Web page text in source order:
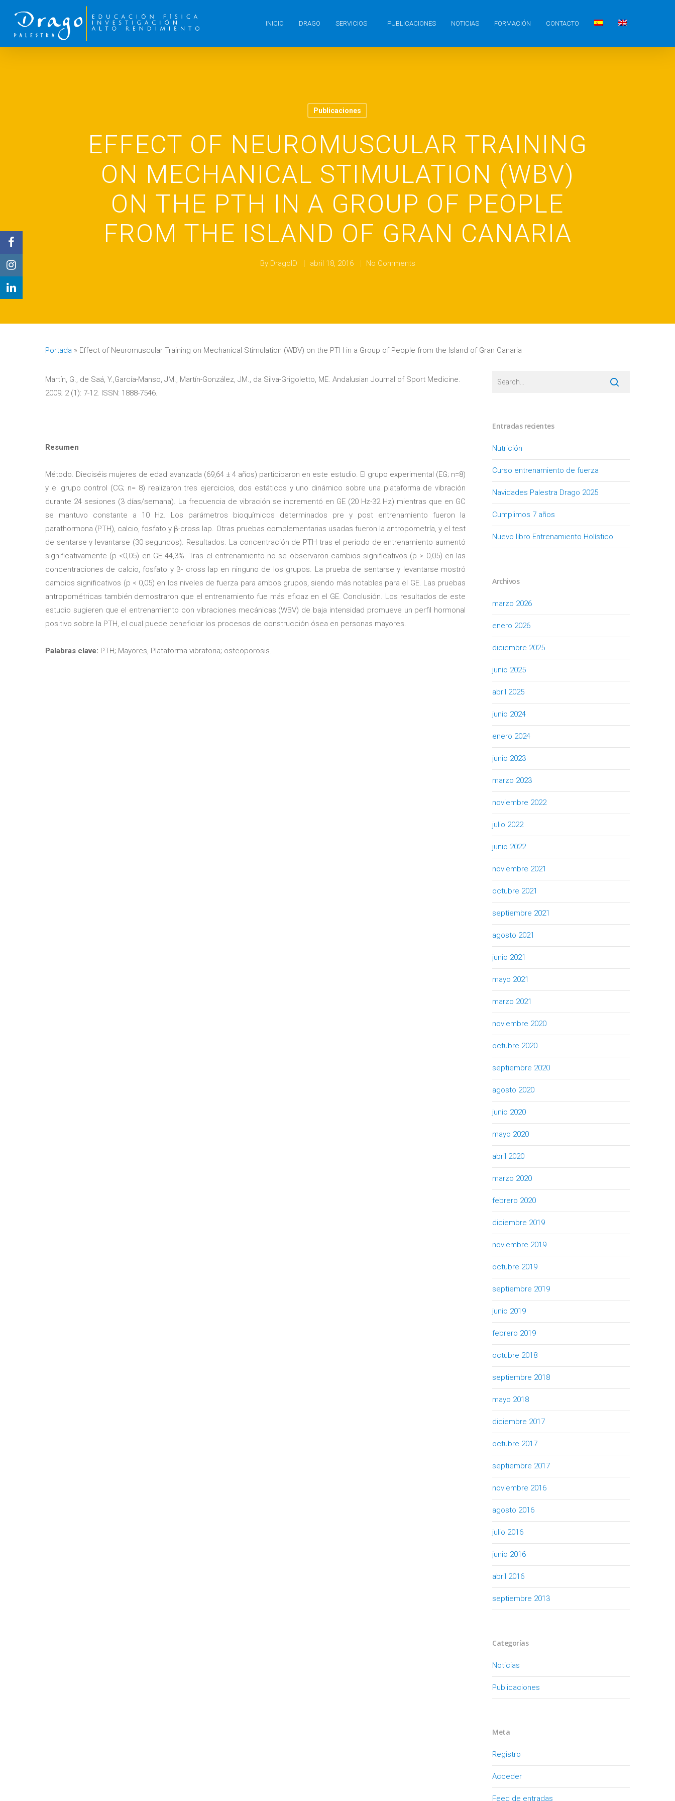
INICIO DRAGO SERVICIOS PUBLICACIONES NOTICIAS FORMACIÓN CONTACTO
Publicaciones
EFFECT OF NEUROMUSCULAR TRAINING
ON MECHANICAL STIMULATION (WBV)
ON THE PTH IN A GROUP OF PEOPLE
FROM THE ISLAND OF GRAN CANARIA
By DragoID abril 18, 2016 No Comments
Portada » Effect of Neuromuscular Training on Mechanical Stimulation (WBV) on the PTH in a Group of People from the Island of Gran Canaria
Martín, G., de Saá, Y.,García-Manso, JM., Martín-González, JM., da Silva-Grigoletto, ME. Andalusian Journal of Sport Medicine.
2009; 2 (1): 7-12. ISSN: 1888-7546.
Resumen
Método. Dieciséis mujeres de edad avanzada (69,64 ± 4 años) participaron en este estudio. El grupo experimental (EG; n=8)
y el grupo control (CG; n= 8) realizaron tres ejercicios, dos estáticos y uno dinámico sobre una plataforma de vibración
durante 24 sesiones (3 días/semana). La frecuencia de vibración se incrementó en GE (20 Hz-32 Hz) mientras que en GC
se mantuvo constante a 10 Hz. Los parámetros bioquímicos determinados pre y post entrenamiento fueron la
parathormona (PTH), calcio, fosfato y β-cross lap. Otras pruebas complementarias usadas fueron la antropometría, y el test
de sentarse y levantarse (30 segundos). Resultados. La concentración de PTH tras el periodo de entrenamiento aumentó
significativamente (p <0,05) en GE 44,3%. Tras el entrenamiento no se observaron cambios significativos (p > 0,05) en las
concentraciones de calcio, fosfato y β- cross lap en ninguno de los grupos. La prueba de sentarse y levantarse mostró
cambios significativos (p < 0,05) en los niveles de fuerza para ambos grupos, siendo más notables para el GE. Las pruebas
antropométricas también demostraron que el entrenamiento fue más eficaz en el GE. Conclusión. Los resultados de este
estudio sugieren que el entrenamiento con vibraciones mecánicas (WBV) de baja intensidad promueve un perfil hormonal
positivo sobre la PTH, el cual puede beneficiar los procesos de construcción ósea en personas mayores.
Palabras clave: PTH; Mayores, Plataforma vibratoria; osteoporosis.
Entradas recientes
Nutrición
Curso entrenamiento de fuerza
Navidades Palestra Drago 2025
Cumplimos 7 años
Nuevo libro Entrenamiento Holístico
Archivos
marzo 2026
enero 2026
diciembre 2025
junio 2025
abril 2025
junio 2024
enero 2024
junio 2023
marzo 2023
noviembre 2022
julio 2022
junio 2022
noviembre 2021
octubre 2021
septiembre 2021
agosto 2021
junio 2021
mayo 2021
marzo 2021
noviembre 2020
octubre 2020
septiembre 2020
agosto 2020
junio 2020
mayo 2020
abril 2020
marzo 2020
febrero 2020
diciembre 2019
noviembre 2019
octubre 2019
septiembre 2019
junio 2019
febrero 2019
octubre 2018
septiembre 2018
mayo 2018
diciembre 2017
octubre 2017
septiembre 2017
noviembre 2016
agosto 2016
julio 2016
junio 2016
abril 2016
septiembre 2013
Categorías
Noticias
Publicaciones
Meta
Registro
Acceder
Feed de entradas